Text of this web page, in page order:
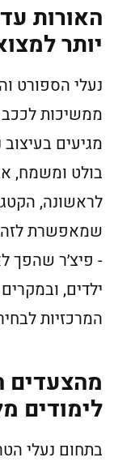
האורות
יותר
נעלי הספורט
ממשיכות
מגיעים
בולט ומשמח,
לראשונה,
שמאפשרת
- פיצ׳ר שהפך
ילדים,
המרכזיות
מהצעדים
לימודים
בתחום נעלי